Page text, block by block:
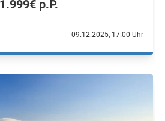
p.P.
09.12.2025, 17.00 Uhr